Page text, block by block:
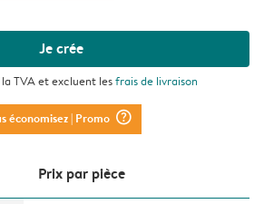
Je crée
TVA et excluent lesfrais de livraison
économisez| Promo question_mark_circle
Prix ​​par pièce